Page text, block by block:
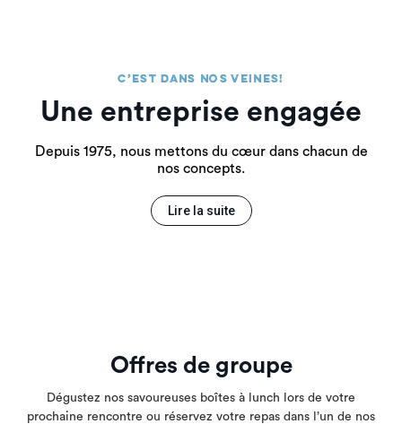
C’est dans nos veines!
Une entreprise engagée
Depuis 1975, nous mettons du cœur dans chacun de
nos concepts.
Lire la suite
Offres de groupe
Dégustez nos savoureuses boîtes à lunch lors de votre
prochaine rencontre ou réservez votre repas dans l’un de nos